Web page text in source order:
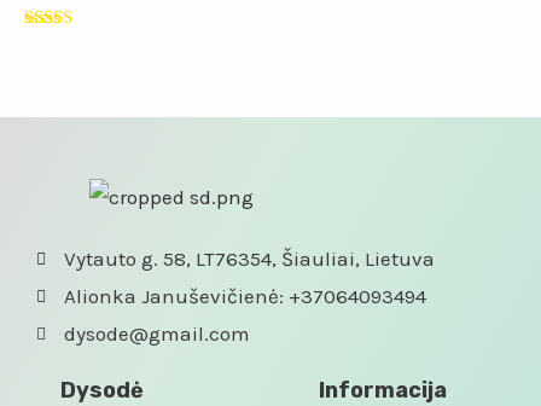
Vytauto g. 58, LT76354, Šiauliai, Lietuva
Alionka Januševičienė: +37064093494
dysode@gmail.com
Dysodė Informacija